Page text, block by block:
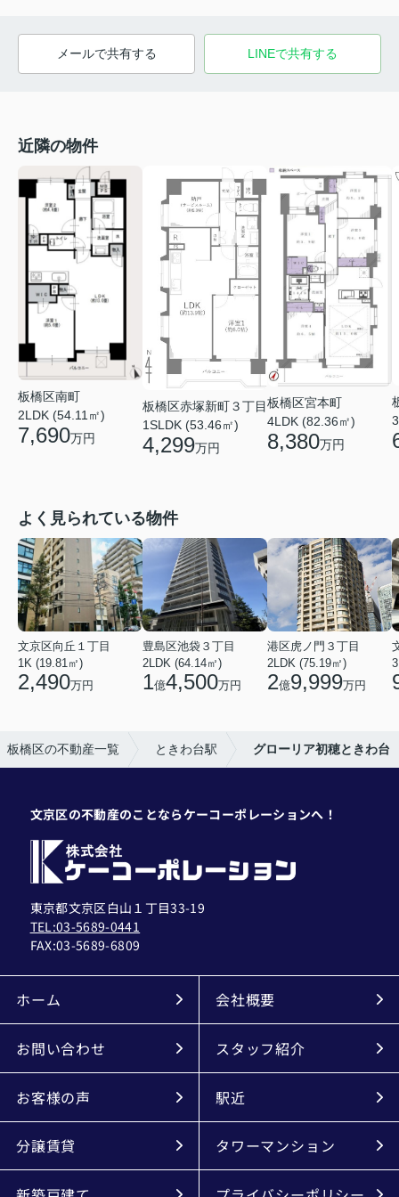
メールで共有する LINEで共有する
近隣の物件
板橋区南町
2LDK (54.11㎡)
7,690万円
板橋区赤塚新町３丁目
1SLDK (53.46㎡)
4,299万円
板橋区宮本町
4LDK (82.36㎡)
8,380万円
よく見られている物件
文京区向丘１丁目
1K (19.81㎡)
2,490万円
豊島区池袋３丁目
2LDK (64.14㎡)
1億4,500万円
港区虎ノ門３丁目
2LDK (75.19㎡)
2億9,999万円
板橋区の不動産一覧 ときわ台駅 グローリア初穂ときわ台
文京区の不動産のことならケーコーポレーションへ！
東京都文京区白山１丁目33-19
TEL:03-5689-0441
FAX:03-5689-6809
ホーム 会社概要
お問い合わせ スタッフ紹介
お客様の声 駅近
分譲賃貸 タワーマンション